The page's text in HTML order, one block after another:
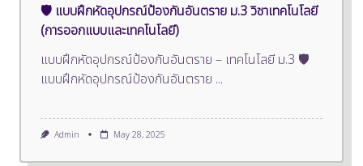
🛡️ แบบฝึกหัดอุปกรณ์ป้องกันอันตราย ม.3 วิชาเทคโนโลยี
(การออกแบบและเทคโนโลยี)
แบบฝึกหัดอุปกรณ์ป้องกันอันตราย – เทคโนโลยี ม.3 🛡️
แบบฝึกหัดอุปกรณ์ป้องกันอันตราย ...
Admin May 28, 2025